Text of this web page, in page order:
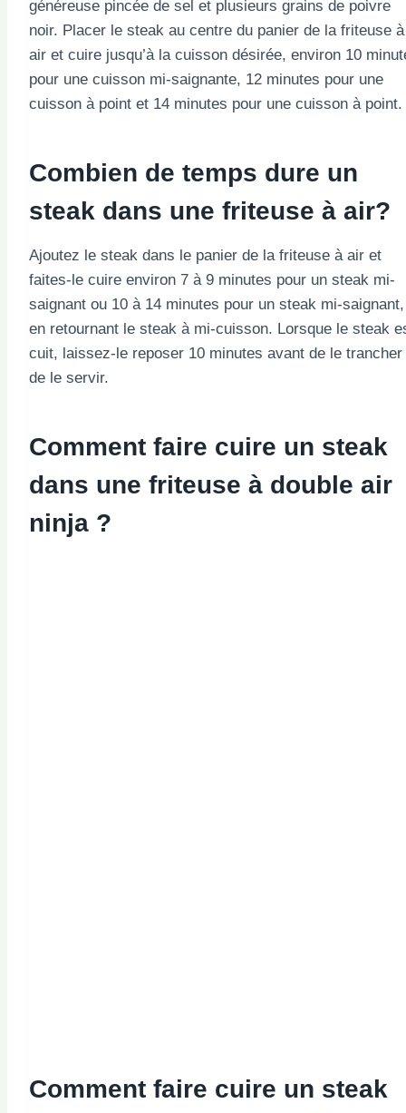
généreuse pincée de sel et plusieurs grains de poivre
noir. Placer le steak au centre du panier de la friteuse à
air et cuire jusqu’à la cuisson désirée, environ 10
pour une cuisson mi-saignante, 12 minutes pour une
cuisson à point et 14 minutes pour une cuisson à point.
Combien de temps dure un
steak dans une friteuse à air?
Ajoutez le steak dans le panier de la friteuse à air et
faites-le cuire environ 7 à 9 minutes pour un steak mi-
saignant ou 10 à 14 minutes pour un steak mi-saignant,
en retournant le steak à mi-cuisson. Lorsque le steak
cuit, laissez-le reposer 10 minutes avant de le trancher
de le servir.
Comment faire cuire un steak
dans une friteuse à double air
ninja ?
Comment faire cuire un steak